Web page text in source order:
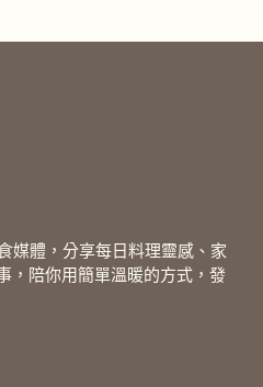
媒體，分享每日料理靈感、家
，陪你用簡單溫暖的方式，發